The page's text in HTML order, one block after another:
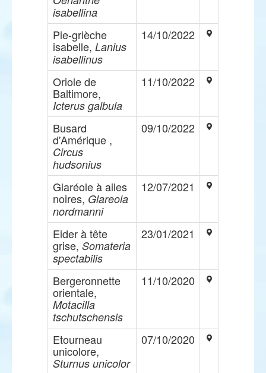
isabellina
Pie-grièche
isabelle, Lanius
isabellinus
14/10/2022
Oriole de
Baltimore,
Icterus galbula
11/10/2022
Busard
d'Amérique ,
Circus
hudsonius
09/10/2022
Glaréole à ailes
noires, Glareola
nordmanni
12/07/2021
Eider à tête
grise, Somateria
spectabilis
23/01/2021
Bergeronnette
orientale,
Motacilla
tschutschensis
11/10/2020
Etourneau
unicolore,
Sturnus unicolor
07/10/2020